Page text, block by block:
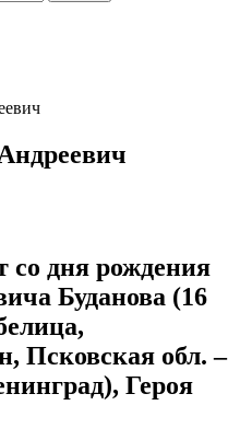
со дня рождения
Буданова (16
Псковская обл. –
Героя